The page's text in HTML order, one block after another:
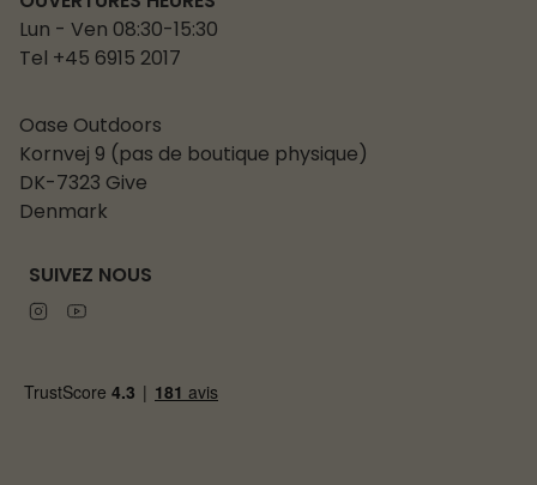
Lun - Ven 08:30-15:30
Tel +45 6915 2017
Oase Outdoors
Kornvej 9 (pas de boutique physique)
DK-7323 Give
Denmark
SUIVEZ NOUS
Instagram
Youtube